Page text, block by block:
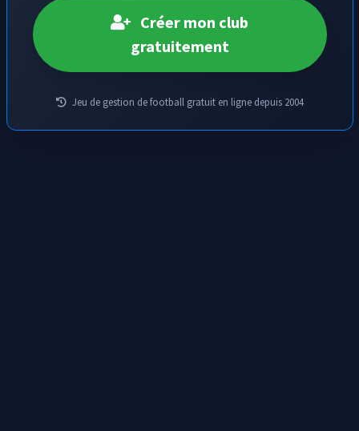
Créer mon club
gratuitement
Jeu de gestion de football gratuit en ligne depuis 2004